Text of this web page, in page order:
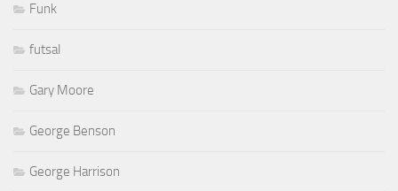
Funk
futsal
Gary Moore
George Benson
George Harrison